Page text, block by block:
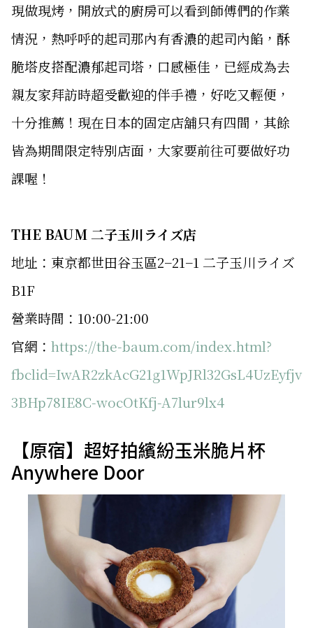
現做現烤，開放式的廚房可以看到師傅們的作業
情況，熱呼呼的起司那內有香濃的起司內餡，酥
脆塔皮搭配濃郁起司塔，口感極佳，已經成為去
親友家拜訪時超受歡迎的伴手禮，好吃又輕便，
十分推薦！現在日本的固定店舖只有四間，其餘
皆為期間限定特別店面，大家要前往可要做好功
課喔！
THE BAUM 二子玉川ライズ店
地址：東京都世田谷玉區2−21−1 二子玉川ライズ
B1F
營業時間：10:00-21:00
官網： https://the-baum.com/index.html?
fbclid=IwAR2zkAcG21g1WpJRl32GsL4UzEyfjv
3BHp78IE8C-wocOtKfj-A7lur9lx4
【原宿】超好拍繽紛玉米脆片杯
Anywhere Door